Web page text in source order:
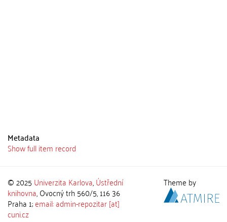
Metadata
Show full item record
© 2025 Univerzita Karlova,Ústřední
knihovna, Ovocný trh 560/5, 116 36
Praha 1;email: admin-repozitar [at]
cuni.cz
Theme by